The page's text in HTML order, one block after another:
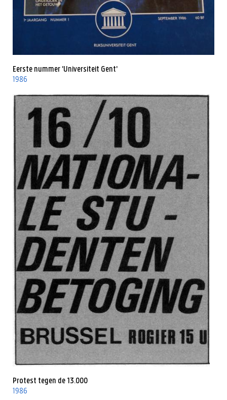
Eerste nummer 'Universiteit Gent'
1986
Protest tegen de 13.000
1986